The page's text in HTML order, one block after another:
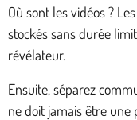
Où sont les vidéos ?
stockés sans durée
révélateur.
Ensuite, séparez
ne doit jamais être une